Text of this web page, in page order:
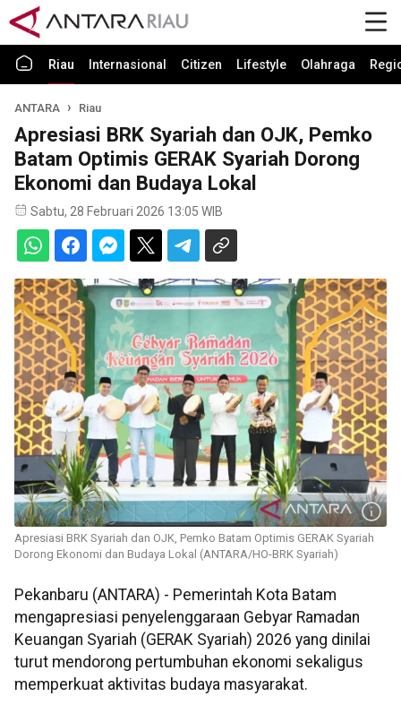
Riau Internasional Citizen Lifestyle Olahraga
ANTARA Riau
Apresiasi BRK Syariah dan OJK, Pemko
Batam Optimis GERAK Syariah Dorong
Ekonomi dan Budaya Lokal
Sabtu, 28 Februari 2026 13:05 WIB
Apresiasi BRK Syariah dan OJK, Pemko Batam Optimis GERAK Syariah
Dorong Ekonomi dan Budaya Lokal (ANTARA/HO-BRK Syariah)
Pekanbaru (ANTARA) - Pemerintah Kota Batam
mengapresiasi penyelenggaraan Gebyar Ramadan
Keuangan Syariah (GERAK Syariah) 2026 yang dinilai
turut mendorong pertumbuhan ekonomi sekaligus
memperkuat aktivitas budaya masyarakat.